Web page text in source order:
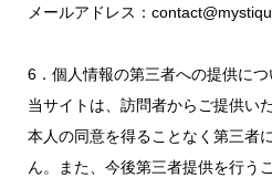
メールアドレス：
6．個人情報の第三者への提供につ
当サイトは、訪問者からご提供い
本人の同意を得ることなく第三者
ん。また、今後第三者提供を行う